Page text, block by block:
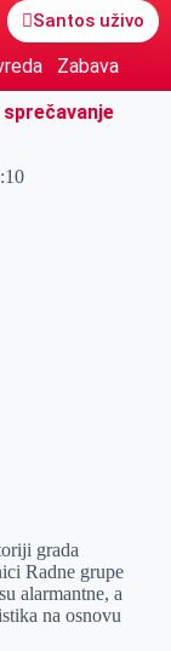
Santos uživo
Zabava
grada
Radne grupe
alarmantne, a
na osnovu